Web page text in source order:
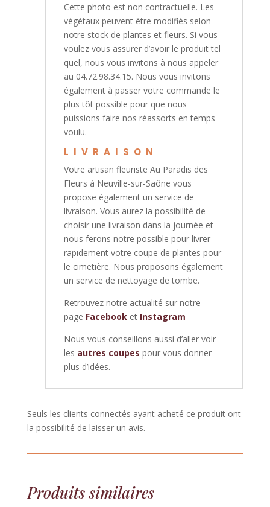
Cette photo est non contractuelle. Les
végétaux peuvent être modifiés selon
notre stock de plantes et fleurs. Si vous
voulez vous assurer d’avoir le produit tel
quel, nous vous invitons à nous appeler
au 04.72.98.34.15. Nous vous invitons
également à passer votre commande le
plus tôt possible pour que nous
puissions faire nos réassorts en temps
voulu.
LIVRAISON
Votre artisan fleuriste Au Paradis des
Fleurs à Neuville-sur-Saône vous
propose également un service de
livraison. Vous aurez la possibilité de
choisir une livraison dans la journée et
nous ferons notre possible pour livrer
rapidement votre coupe de plantes pour
le cimetière. Nous proposons également
un service de nettoyage de tombe.
Retrouvez notre actualité sur notre
page Facebook et Instagram
Nous vous conseillons aussi d’aller voir
les autres coupes pour vous donner
plus d’idées.
Seuls les clients connectés ayant acheté ce produit ont
la possibilité de laisser un avis.
Produits similaires